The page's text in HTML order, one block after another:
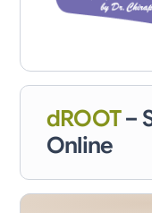
dROOT–
Online